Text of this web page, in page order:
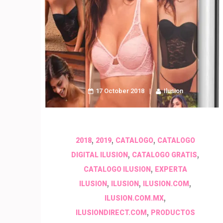
17 October 2018 Ilusion
2018, 2019, CATALOGO, CATALOGO
DIGITAL ILUSION , CATALOGO GRATIS,
CATALOGO ILUSION, EXPERTA
ILUSION , ILUSION , ILUSION.COM ,
ILUSION.COM.MX,
ILUSIONDIRECT.COM , PRODUCTOS